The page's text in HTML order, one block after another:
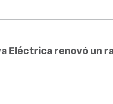
Eléctrica renovó un